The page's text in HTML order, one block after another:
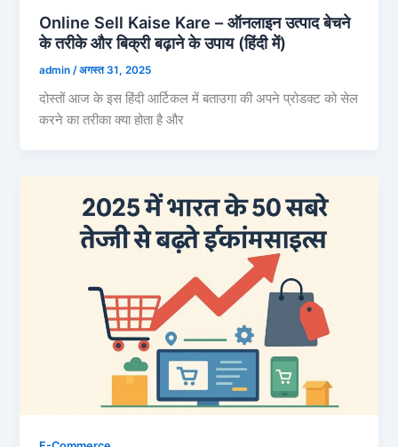
Online Sell Kaise Kare – ऑनलाइन उत्पाद बेचने
के तरीके और बिक्री बढ़ाने के उपाय (हिंदी में)
admin /अगस्त 31, 2025
दोस्तों आज के इस हिंदी आर्टिकल में बताउगा की अपने प्रोडक्ट को सेल
करने का तरीका क्या होता है और